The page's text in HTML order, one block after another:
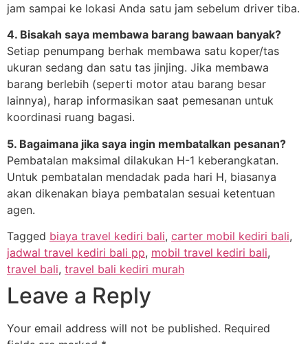
jam sampai ke lokasi Anda satu jam sebelum driver tiba.
4. Bisakah saya membawa barang bawaan banyak?
Setiap penumpang berhak membawa satu koper/tas
ukuran sedang dan satu tas jinjing. Jika membawa
barang berlebih (seperti motor atau barang besar
lainnya), harap informasikan saat pemesanan untuk
koordinasi ruang bagasi.
5. Bagaimana jika saya ingin membatalkan pesanan?
Pembatalan maksimal dilakukan H-1 keberangkatan.
Untuk pembatalan mendadak pada hari H, biasanya
akan dikenakan biaya pembatalan sesuai ketentuan
agen.
Tagged biaya travel kediri bali, carter mobil kediri bali,
jadwal travel kediri bali pp, mobil travel kediri bali,
travel bali, travel bali kediri murah
Leave a Reply
Your email address will not be published. Required